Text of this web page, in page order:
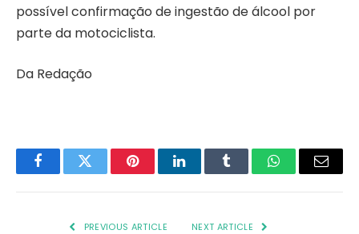
possível confirmação de ingestão de álcool por
parte da motociclista.
Da Redação
FacebookTwitter PinterestLinkedInTumblr WhatsAppEmail
PREVIOUS ARTICLE NEXT ARTICLE